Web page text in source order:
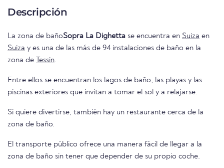
Descripción
La zona de bañoSopra La Dighetta se encuentra en Suiza en
Suiza y es una de las más de 94 instalaciones de baño en la
zona de Tessin.
Entre ellos se encuentran los lagos de baño, las playas y las
piscinas exteriores que invitan a tomar el sol y a relajarse.
Si quiere divertirse, también hay un restaurante cerca de la
zona de baño.
El transporte público ofrece una manera fácil de llegar a la
zona de baño sin tener que depender de su propio coche.